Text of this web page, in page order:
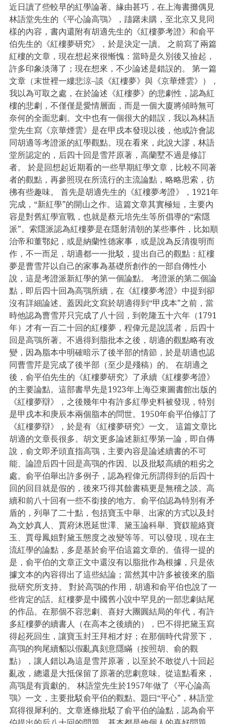
近日讀了些較早的紅學論著。緣由甚巧，在上海書攤偶見
林語堂先生的《平心論高鶚》，躊躇未購，至北京又見同
樣的內容，書內還附有胡適先生的《紅樓夢考證》和俞平
伯先生的《紅樓夢研究》，於是決定一讀。 之前寫了兩篇
紅樓的文章，現在想起來很慚愧：當時是久別後又撿起，
許多印象淡薄了；現在想來，不少論述是錯誤的。 第一篇
文章（末世裡一縷悲涼–談《紅樓夢》與《京華煙雲》），
我以為可取之處，在於論述《紅樓夢》的悲劇性，認為紅
樓的悲劇，不僅僅是愛情層面，而是一個大廈將傾時無可
奈何的全面悲劇。文中也有一個很大的錯誤，我以為林語
堂先生寫《京華煙雲》是在甲戌本發現以後，他或許會認
同胡適等考證派的紅學觀點。現在看來，此說大謬，林語
堂所認定的，后四十回是雪芹原著，高蘭墅不過是修訂
者。 於是回想起近期看的一些早期紅學文章，比較不同著
者的觀點，再參照現在所流行的主流論點，略略思索，彷
彿有些趣味。 首先是胡適先生的《紅樓夢考證》，1921年
完成，“新紅學”的開山之作。這篇文章其實極短，主要內
容是對舊紅學宣戰，也就是蔡元培先生等所倡導的“索隱
派”。索隱派認為紅樓夢是在隱射清朝的某些事件，比如順
治帝和董鄂妃，或是納蘭性德家事，或是說為反清復明而
作，不一而足，胡適都一一批駁，提出自己的觀點：紅樓
夢是曹雪芹以自己的家事為基礎所創作的一部自傳性小
說，這是考證派新紅學的第一個論點。 考證派的第二個論
點，即后四十回為高鶚所續，在《紅樓夢考證》中提到卻
沒有詳細論述。蓋因此文寫於胡適得到“甲戌本”之前，當
時他認為曹雪芹只完成了八十回，到乾隆五十六年（1791
年）才有一百二十回的紅樓夢，程偉元是說謊者，后四十
回是高鶚所著。不過得到脂批本之後，胡適的觀點略有改
變，因為脂本中明確暗示了後半部的情節，於是胡適也認
同曹雪芹是完成了後半部（至少是殘稿）的。 在胡適之
後，俞平伯先生的《紅樓夢研究》了承續《紅樓夢考證》
的主要論點。這部書早先是1923年上海亞東圖書館出版的
《紅樓夢辯》，之後幾年中有許多紅學史料被發現，特別
是甲戌本和庚辰本兩個脂本的問世。1950年俞平伯修訂了
《紅樓夢辯》，於是有《紅樓夢研究》一文。 這篇文章比
胡適的文章長很多。胡文更多論述新紅學第一論，即自傳
說，俞文即矛頭直指高鶚，主要內容是論述續書的不可
能、論證后四十回是高鶚的作因、以及批駁高續的粗劣之
處。俞平伯舉出許多例子，認為程偉元所謂得到的后四十
回的回目就是假的，後來巧得其餘書稿更是無稽之談。高
續和前八十回有一些不銜接的地方。俞平伯認為特別有矛
盾的，列舉了二十點，包括寶玉中舉、出家的方式以及封
為文妙真人、賈府沐恩延世澤、黛玉論科舉、寶釵籠絡寶
玉、賈母鳳姐對黛玉態度之改變等等。可以發現，現在主
流紅學的論點，多是基於俞平伯這篇文章的。值得一提的
是，俞平伯的文章正文中還沒有以脂批作為根據，只是依
據文本的內容得出了這些結論；當然其中許多被後來的脂
批研究所支持。 對於高鶚的作用，胡適和俞平伯也說了一
些肯定的話。紅樓夢是中國舊小說中罕見的一部悲劇結尾
的作品。在那個不容悲劇、喜好大團圓結局的年代，有許
多紅樓夢的續書人（在高本之後續的），巴不得把黛玉寫
得起死回生，讓寶玉封王拜相才好；在那個時代背景下，
高鶚的狗尾續貂以假亂真刻意隱瞞（按照胡、俞的觀
點），讓人錯以為這是雪芹原著，以至於不敢從八十回起
亂改，總還是大抵保留了原著的悲劇意味。從這點看來，
高鶚是有貢獻的。 林語堂先生於1957年做了《平心論高
鶚》一文，主要批駁俞平伯的觀點。題曰“平心”，林語堂
寫得很犀利的。文章逐條批駁了俞平伯的論點，認為俞平